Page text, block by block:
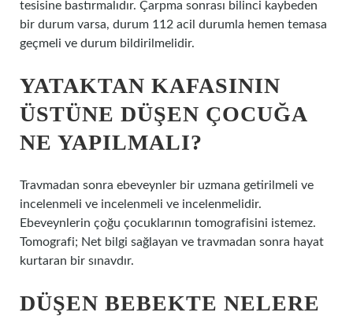
tesisine bastırmalıdır. Çarpma sonrası bilinci kaybeden
bir durum varsa, durum 112 acil durumla hemen temasa
geçmeli ve durum bildirilmelidir.
YATAKTAN KAFASININ
ÜSTÜNE DÜŞEN ÇOCUĞA
NE YAPILMALI?
Travmadan sonra ebeveynler bir uzmana getirilmeli ve
incelenmeli ve incelenmeli ve incelenmelidir.
Ebeveynlerin çoğu çocuklarının tomografisini istemez.
Tomografi; Net bilgi sağlayan ve travmadan sonra hayat
kurtaran bir sınavdır.
DÜŞEN BEBEKTE NELERE